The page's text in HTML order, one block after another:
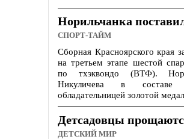
Норильчанка
СПОРТ-ТАЙМ
Сборная Красноярского края
на третьем этапе шестой
по тхэквондо (ВТФ).
Никуличева в составе
обладательницей золотой
Детсадовцы
ДЕТСКИЙ МИР